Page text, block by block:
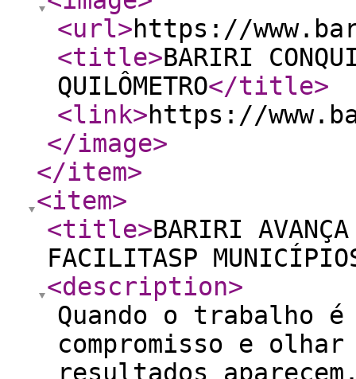
<url>https://
<title>BARIRI
QUILÔMETRO</title>
<link>https://
</image>
</item>
<item>
<title>BARIRI
FACILITASP
<description>
Quando o trabalho
compromisso e
resultados